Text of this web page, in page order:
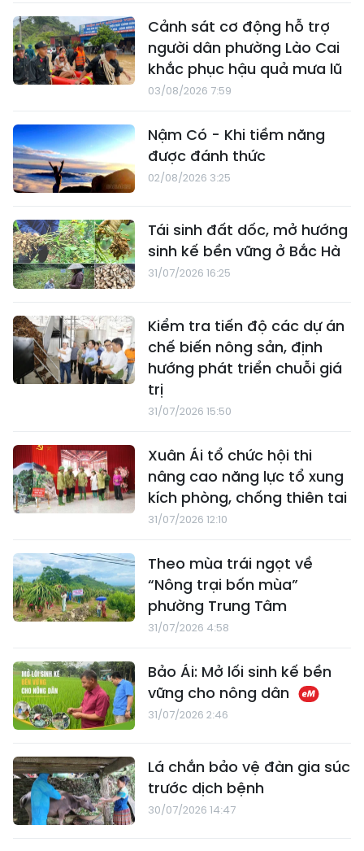
Cảnh sát cơ động hỗ trợ
người dân phường Lào Cai
khắc phục hậu quả mưa lũ
03/08/2026 7:59
Nậm Có - Khi tiềm năng
được đánh thức
02/08/2026 3:25
Tái sinh đất dốc, mở hướng
sinh kế bền vững ở Bắc Hà
31/07/2026 16:25
Kiểm tra tiến độ các dự án
chế biến nông sản, định
hướng phát triển chuỗi giá
trị
31/07/2026 15:50
Xuân Ái tổ chức hội thi
nâng cao năng lực tổ xung
kích phòng, chống thiên tai
31/07/2026 12:10
Theo mùa trái ngọt về
“Nông trại bốn mùa”
phường Trung Tâm
31/07/2026 4:58
Bảo Ái: Mở lối sinh kế bền
vững cho nông dân
31/07/2026 2:46
Lá chắn bảo vệ đàn gia súc
trước dịch bệnh
30/07/2026 14:47